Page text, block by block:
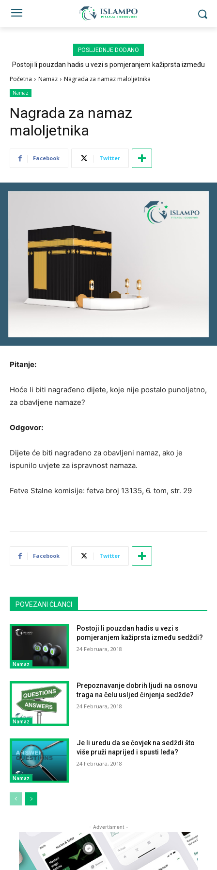
POSLJEDNJE DODANO
Postoji li pouzdan hadis u vezi s pomjeranjem kažiprsta između
Početna Namaz Nagrada za namaz maloljetnika
Namaz
Nagrada za namaz
maloljetnika
Facebook Twitter
Pitanje:
Hoće li biti nagrađeno dijete, koje nije postalo punoljetno,
za obavljene namaze?
Odgovor:
Dijete će biti nagrađeno za obavljeni namaz, ako je
ispunilo uvjete za ispravnost namaza.
Fetve Stalne komisije: fetva broj 13135, 6. tom, str. 29
Facebook Twitter
POVEZANI ČLANCI
Namaz
Postoji li pouzdan hadis u vezi s
pomjeranjem kažiprsta između sedždi?
24 Februara, 2018
Namaz
Prepoznavanje dobrih ljudi na osnovu
traga na čelu usljed činjenja sedžde?
24 Februara, 2018
Namaz
Je li uredu da se čovjek na sedždi što
više pruži naprijed i spusti leđa?
24 Februara, 2018
- Advertisment -